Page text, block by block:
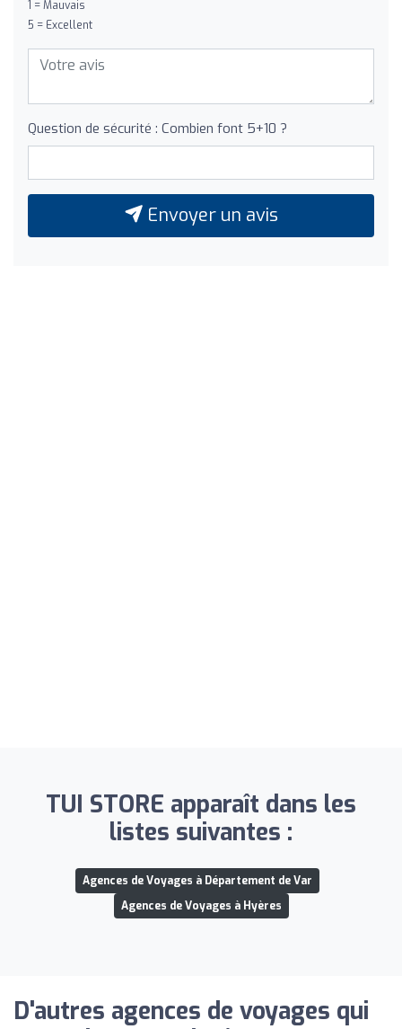
1 = Mauvais
5 = Excellent
Question de sécurité : Combien font 5+10 ?
Envoyer un avis
TUI STORE apparaît dans les
listes suivantes :
Agences de Voyages à Département de Var
Agences de Voyages à Hyères
D'autres agences de voyages qui